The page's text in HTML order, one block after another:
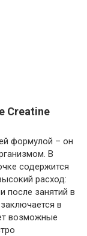
Creatine
формулой – он
В
содержится
расход:
после занятий в
в
возможные